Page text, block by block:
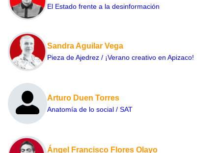
El Estado frente a la desinformación
Sandra Aguilar Vega
Pieza de Ajedrez / ¡Verano creativo en Apizaco!
Arturo Duen Torres
Anatomía de lo social / SAT
Ángel Francisco Flores Olayo